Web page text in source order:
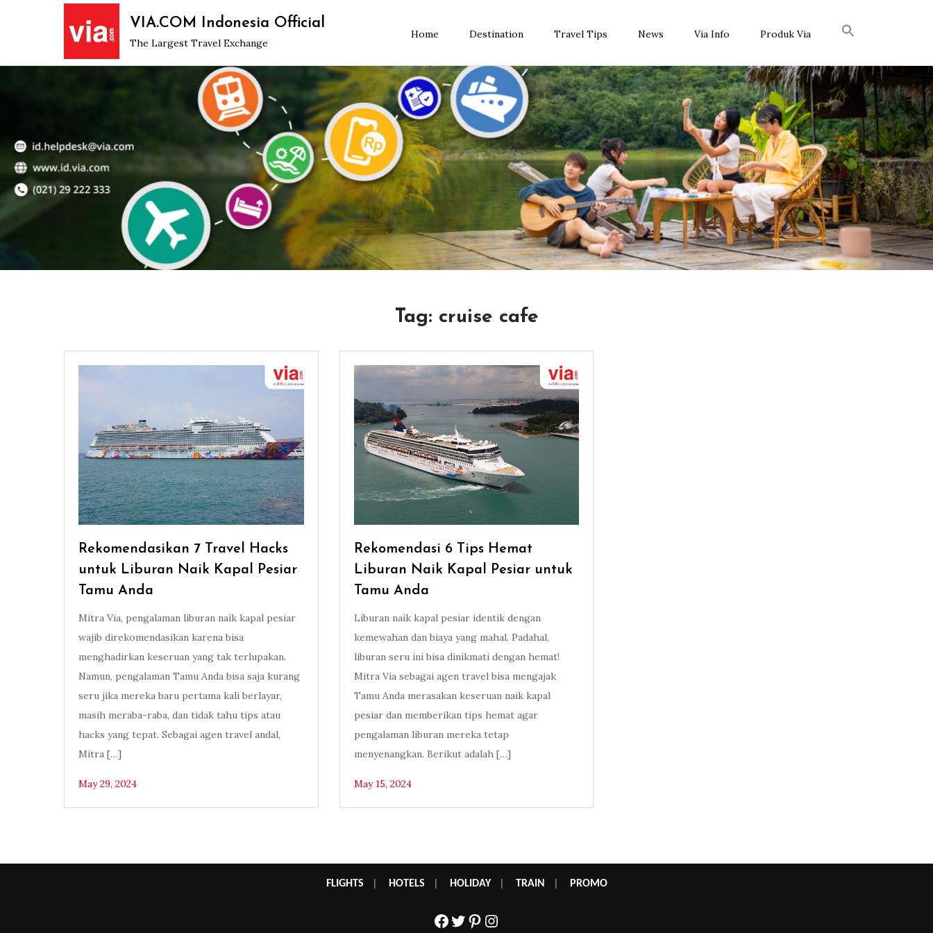
VIA.COM Indonesia Official
The Largest Travel Exchange
Home Destination Travel Tips News Via Info Produk Via
Tag: cruise cafe
Rekomendasikan 7 Travel Hacks
untuk Liburan Naik Kapal Pesiar
Tamu Anda
Mitra Via, pengalaman liburan naik kapal pesiar
wajib direkomendasikan karena bisa
menghadirkan keseruan yang tak terlupakan.
Namun, pengalaman Tamu Anda bisa saja kurang
seru jika mereka baru pertama kali berlayar,
masih meraba-raba, dan tidak tahu tips atau
hacks yang tepat. Sebagai agen travel andal,
Mitra […]
May 29, 2024
Rekomendasi 6 Tips Hemat
Liburan Naik Kapal Pesiar untuk
Tamu Anda
Liburan naik kapal pesiar identik dengan
kemewahan dan biaya yang mahal. Padahal,
liburan seru ini bisa dinikmati dengan hemat!
Mitra Via sebagai agen travel bisa mengajak
Tamu Anda merasakan keseruan naik kapal
pesiar dan memberikan tips hemat agar
pengalaman liburan mereka tetap
menyenangkan. Berikut adalah […]
May 15, 2024
FLIGHTS HOTELS HOLIDAY| TRAIN PROMO
Facebook
Twitter
Pinterest
Instagram